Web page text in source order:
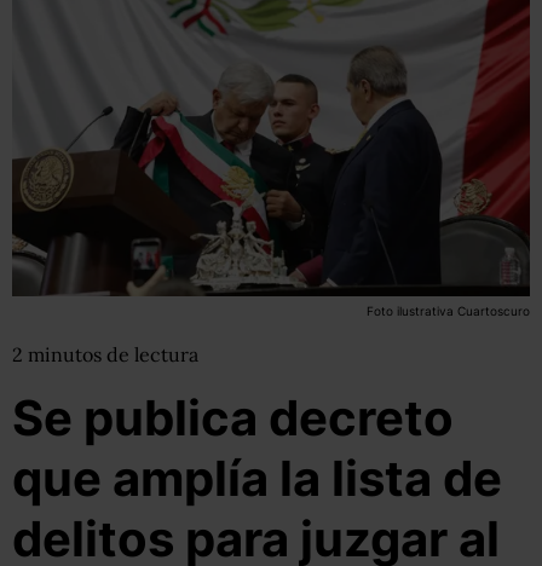
Foto ilustrativa Cuartoscuro
2 minutos de lectura
Se publica decreto
que amplía la lista de
delitos para juzgar al